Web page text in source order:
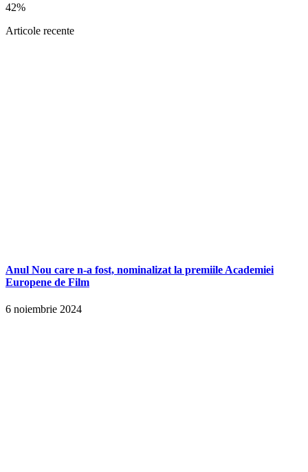
42%
Articole recente
Anul Nou care n-a fost, nominalizat la premiile Academiei
Europene de Film
6 noiembrie 2024